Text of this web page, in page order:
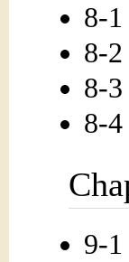
8-
8-
8-
8-
9-